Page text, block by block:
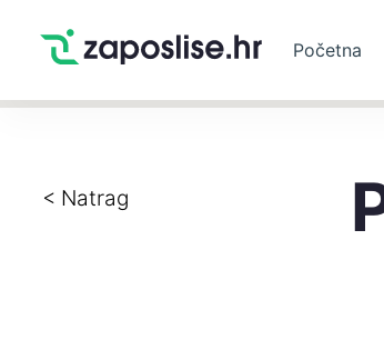
Početna
< Natrag